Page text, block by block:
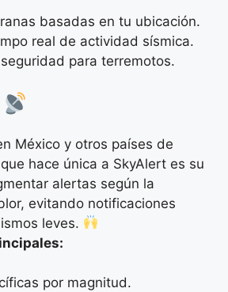
basadas en tu ubicación.
real de actividad sísmica.
para terremotos.
México y otros países de
hace única a SkyAlert es su
alertas según la
evitando notificaciones
leves.
por magnitud.